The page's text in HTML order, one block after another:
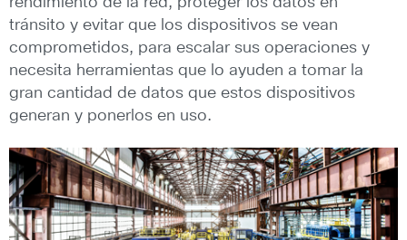
tránsito y evitar que los dispositivos se vean
comprometidos, para escalar sus operaciones y
necesita herramientas que lo ayuden a tomar la
gran cantidad de datos que estos dispositivos
generan y ponerlos en uso.